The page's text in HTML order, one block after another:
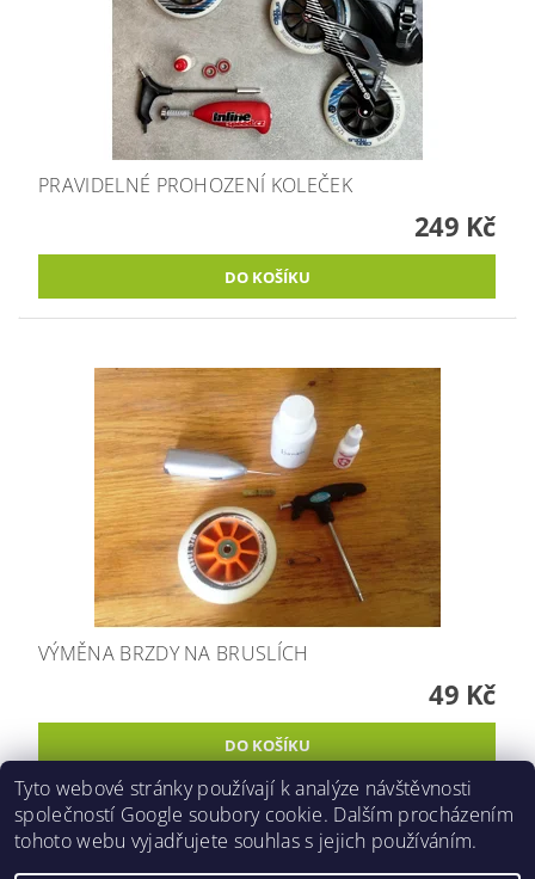
PRAVIDELNÉ PROHOZENÍ KOLEČEK
249 Kč
VÝMĚNA BRZDY NA BRUSLÍCH
49 Kč
Tyto webové stránky používají k analýze návštěvnosti
společností Google soubory cookie. Dalším procházením
tohoto webu vyjadřujete souhlas s jejich používáním.